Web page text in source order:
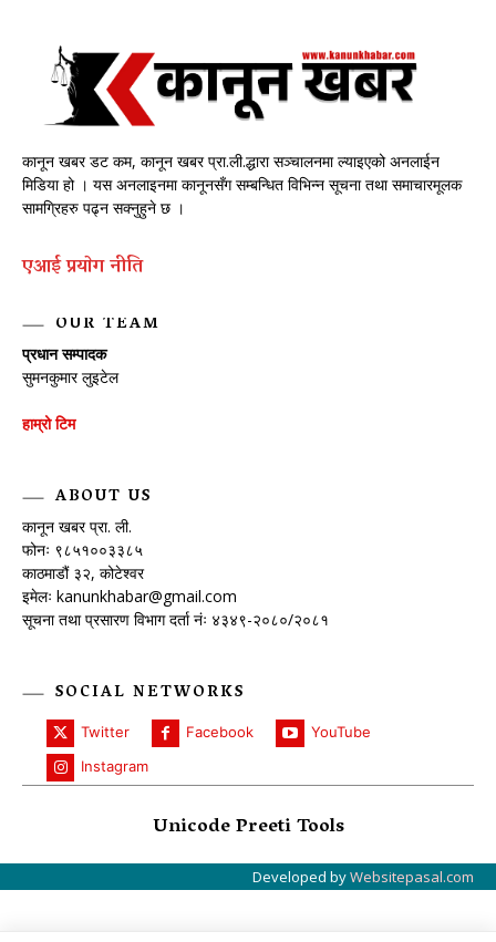
कानून खबर डट कम, कानून खबर प्रा.ली.द्धारा सञ्चालनमा ल्याइएको अनलाईन
मिडिया हो । यस अनलाइनमा कानूनसँग सम्बन्धित विभिन्न सूचना तथा समाचारमूलक
सामग्रिहरु पढ्न सक्नुहुने छ ।
एआई प्रयाेग नीति
OUR TEAM
प्रधान सम्पादक
सुमनकुमार लुइटेल
हाम्रो टिम
ABOUT US
कानून खबर प्रा. ली.
फोनः ९८५१००३३८५
काठमाडौं ३२, कोटेश्वर
इमेलः kanunkhabar@gmail.com
सूचना तथा प्रसारण विभाग दर्ता नंः ४३४९-२०८०/२०८१
SOCIAL NETWORKS
Twitter Facebook
YouTube
Instagram
Unicode Preeti Tools
Developed byWebsitepasal.com